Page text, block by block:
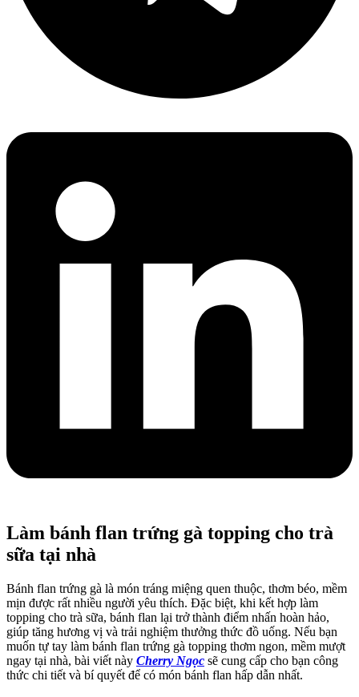
Làm bánh flan trứng gà topping cho trà
sữa tại nhà
Bánh flan trứng gà là món tráng miệng quen thuộc, thơm béo, mềm
mịn được rất nhiều người yêu thích. Đặc biệt, khi kết hợp làm
topping cho trà sữa, bánh flan lại trở thành điểm nhấn hoàn hảo,
giúp tăng hương vị và trải nghiệm thưởng thức đồ uống. Nếu bạn
muốn tự tay làm bánh flan trứng gà topping thơm ngon, mềm mượt
ngay tại nhà, bài viết này Cherry Ngọc sẽ cung cấp cho bạn công
thức chi tiết và bí quyết để có món bánh flan hấp dẫn nhất.